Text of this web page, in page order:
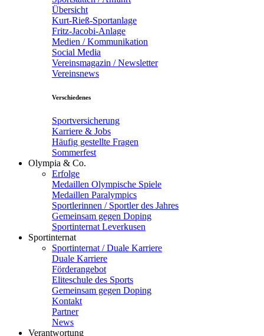
Übersicht
Kurt-Rieß-Sportanlage
Fritz-Jacobi-Anlage
Medien / Kommunikation
Social Media
Vereinsmagazin / Newsletter
Vereinsnews
Verschiedenes
Sportversicherung
Karriere & Jobs
Häufig gestellte Fragen
Sommerfest
Olympia & Co.
Erfolge
Medaillen Olympische Spiele
Medaillen Paralympics
Sportlerinnen / Sportler des Jahres
Gemeinsam gegen Doping
Sportinternat Leverkusen
Sportinternat
Sportinternat / Duale Karriere
Duale Karriere
Förderangebot
Eliteschule des Sports
Gemeinsam gegen Doping
Kontakt
Partner
News
Verantwortung